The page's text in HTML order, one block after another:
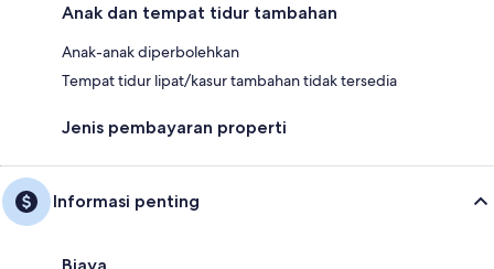
Anak dan tempat tidur tambahan
Anak-anak diperbolehkan
Tempat tidur lipat/kasur tambahan tidak tersedia
Jenis pembayaran properti
Informasi penting